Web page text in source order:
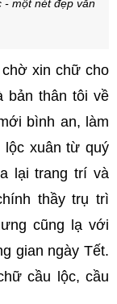
- một nét đẹp văn
xin chữ cho
bản thân tôi về
bình an, làm
lộc xuân từ quý
lại trang trí và
thầy trụ trì
cũng lạ với
gian ngày Tết.
cầu lộc, cầu